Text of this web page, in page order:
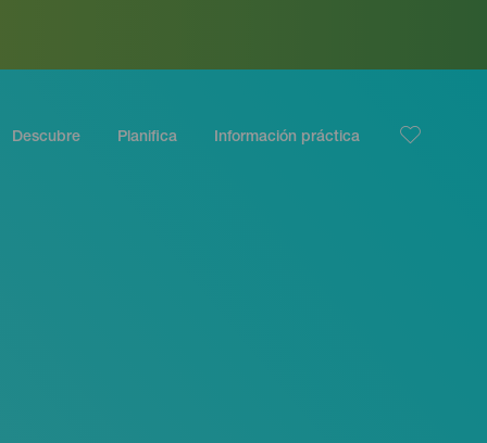
Descubre Planifica Información práctica